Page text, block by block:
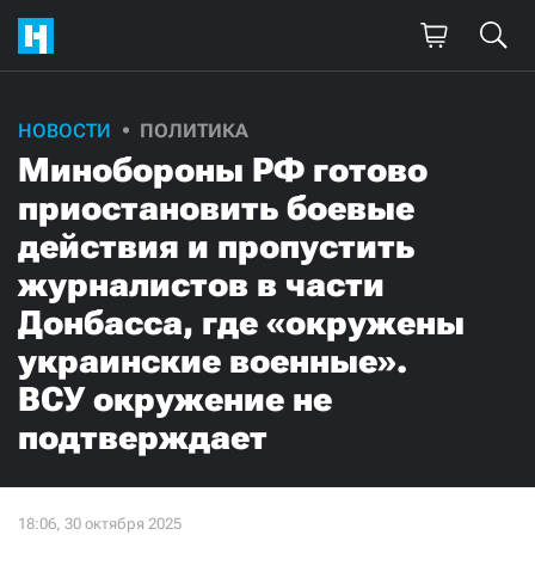
НОВОСТИ ПОЛИТИКА
Минобороны РФ готово
приостановить боевые
действия и пропустить
журналистов в части
Донбасса, где «окружены
украинские военные».
ВСУ окружение не
подтверждает